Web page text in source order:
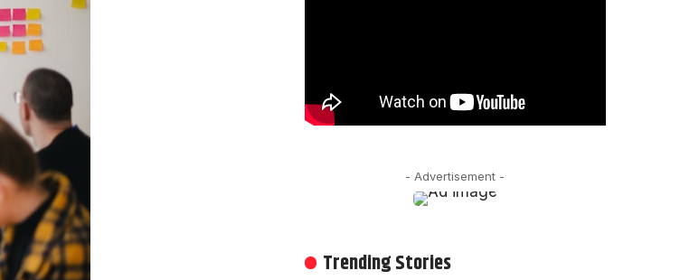
- Advertisement -
Trending Stories